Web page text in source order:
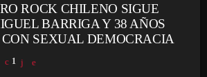
ROCK CHILENO SIGUE
BARRIGA Y 38 AÑOS
SEXUAL DEMOCRACIA
1